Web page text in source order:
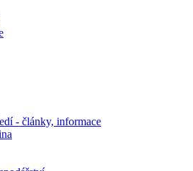
- články, informace